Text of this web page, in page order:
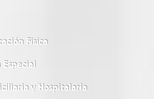
Física
y Hospitalaria